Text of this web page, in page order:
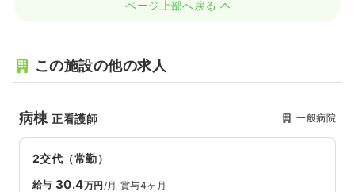
ページ上部へ戻る
この施設の他の求人
病棟正看護師 一般病院
2交代（常勤）
給与 30.4万円/月 賞与4ヶ月